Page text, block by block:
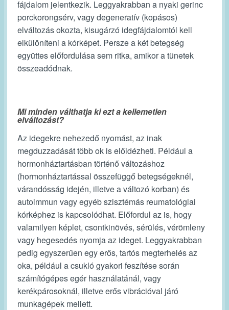
fájdalom jelentkezik. Leggyakrabban a nyaki gerinc
porckorongsérv, vagy degeneratív (kopásos)
elváltozás okozta, kisugárzó idegfájdalomtól kell
elkülöníteni a kórképet. Persze a két betegség
együttes előfordulása sem ritka, amikor a tünetek
összeadódnak.
Mi minden válthatja ki ezt a kellemetlen
elváltozást?
Az idegekre nehezedő nyomást, az inak
megduzzadását több ok is előidézheti. Például a
hormonháztartásban történő változáshoz
(hormonháztartással összefüggő betegségeknél,
várandósság idején, illetve a változó korban) és
autoimmun vagy egyéb szisztémás reumatológiai
kórképhez is kapcsolódhat. Előfordul az is, hogy
valamilyen képlet, csontkinövés, sérülés, vérömleny
vagy hegesedés nyomja az ideget. Leggyakrabban
pedig egyszerűen egy erős, tartós megterhelés az
oka, például a csukló gyakori feszítése során
számítógépes egér használatánál, vagy
kerékpárosoknál, illetve erős vibrációval járó
munkagépek mellett.